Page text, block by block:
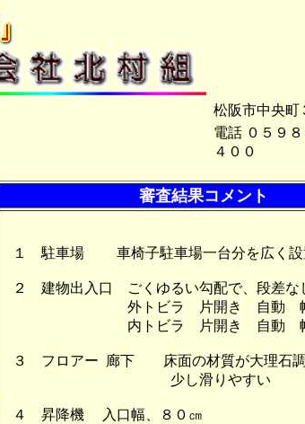
松阪市中央町
電話 ０５９
４００
審査結果コメント
１ 駐車場 車椅子駐車場一台分を広く設
２ 建物出入口 ごくゆるい勾配で、段差な
外トビラ 片開き 自動 幅１
内トビラ 片開き 自動 幅１
３ フロアー 廊下 床面の材質が大理石調
少し滑りやすい
４ 昇降機 入口幅、８０㎝